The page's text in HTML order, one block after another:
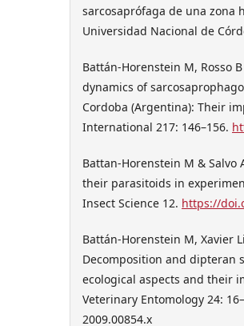
sarcosaprófaga de una zona
Universidad Nacional de
Battán-Horenstein M, Rosso
dynamics of
Cordoba (Argentina): Their
International 217: 146–156.
Battan-Horenstein M & Salvo
their parasitoids in
Insect Science 12. https://
Battán-Horenstein M, Xavier
Decomposition and dipteran
ecological aspects and their
Veterinary Entomo­logy 24:
2009.00854.x